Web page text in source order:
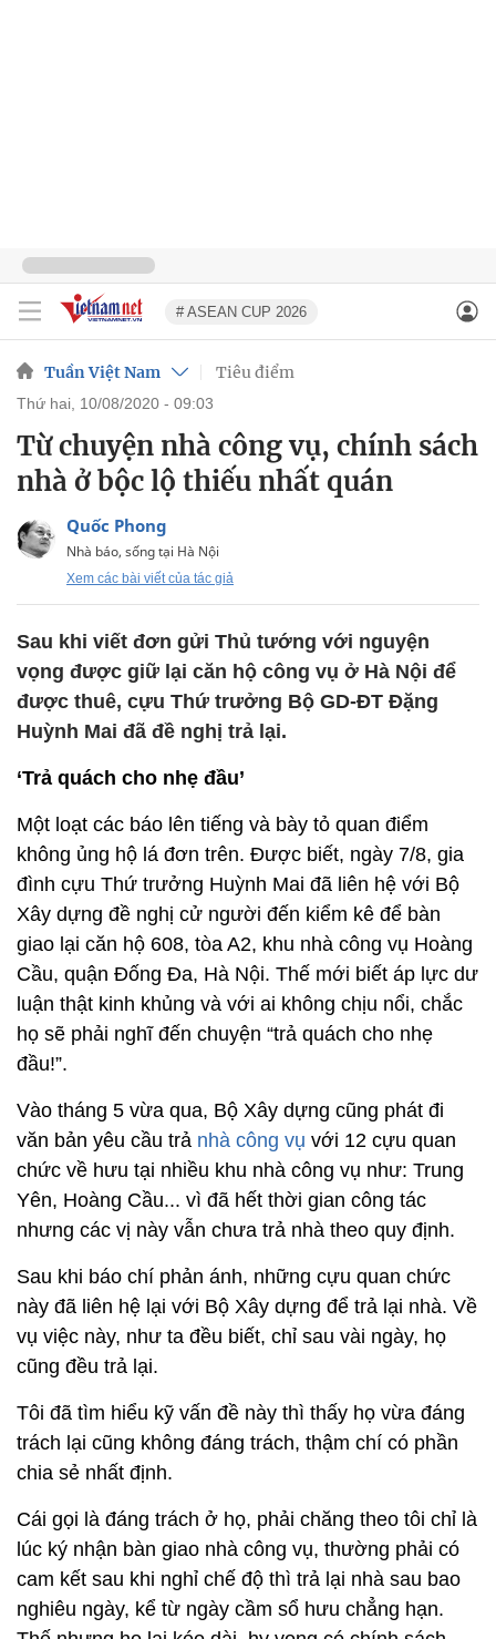
# ASEAN CUP 2026
Tuần Việt Nam Tiêu điểm
thứ hai, 10/08/2020 - 09:03
Từ chuyện nhà công vụ, chính sách
nhà ở bộc lộ thiếu nhất quán
Quốc Phong
Nhà báo, sống tại Hà Nội
Xem các bài viết của tác giả
Sau khi viết đơn gửi Thủ tướng với nguyện
vọng được giữ lại căn hộ công vụ ở Hà Nội để
được thuê, cựu Thứ trưởng Bộ GD-ĐT Đặng
Huỳnh Mai đã đề nghị trả lại.
‘Trả quách cho nhẹ đầu’
Một loạt các báo lên tiếng và bày tỏ quan điểm
không ủng hộ lá đơn trên. Được biết, ngày 7/8, gia
đình cựu Thứ trưởng Huỳnh Mai đã liên hệ với Bộ
Xây dựng đề nghị cử người đến kiểm kê để bàn
giao lại căn hộ 608, tòa A2, khu nhà công vụ Hoàng
Cầu, quận Đống Đa, Hà Nội. Thế mới biết áp lực dư
luận thật kinh khủng và với ai không chịu nổi, chắc
họ sẽ phải nghĩ đến chuyện “trả quách cho nhẹ
đầu!”.
Vào tháng 5 vừa qua, Bộ Xây dựng cũng phát đi
văn bản yêu cầu trả nhà công vụ với 12 cựu quan
chức về hưu tại nhiều khu nhà công vụ như: Trung
Yên, Hoàng Cầu... vì đã hết thời gian công tác
nhưng các vị này vẫn chưa trả nhà theo quy định.
Sau khi báo chí phản ánh, những cựu quan chức
này đã liên hệ lại với Bộ Xây dựng để trả lại nhà. Về
vụ việc này, như ta đều biết, chỉ sau vài ngày, họ
cũng đều trả lại.
Tôi đã tìm hiểu kỹ vấn đề này thì thấy họ vừa đáng
trách lại cũng không đáng trách, thậm chí có phần
chia sẻ nhất định.
Cái gọi là đáng trách ở họ, phải chăng theo tôi chỉ là
lúc ký nhận bàn giao nhà công vụ, thường phải có
cam kết sau khi nghỉ chế độ thì trả lại nhà sau bao
nghiêu ngày, kể từ ngày cầm sổ hưu chẳng hạn.